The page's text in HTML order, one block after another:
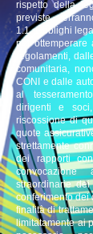
rispetto della
previste,
1.1. Obblighi
per
regolamenti,
comunitaria,
CONI e dalle
al
dirigenti e
riscossione di
quote
strettamente
dei rapporti
straordinarie
conferimento dei
finalità di
limitatamente ai